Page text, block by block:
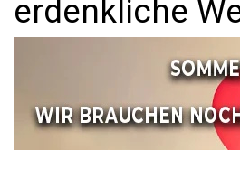
erdenkliche